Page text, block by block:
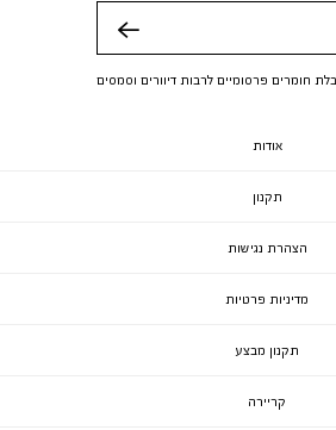
חומרים פרסומיים לרבות דיוורים וסמסים
אודות
תקנון
הצהרת נגישות
מדיניות פרטיות
תקנון מבצע
קריירה